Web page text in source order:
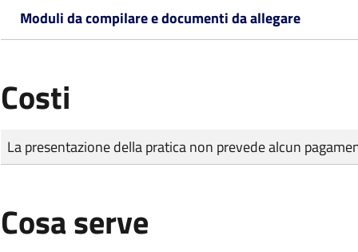
Moduli da compilare e documenti da allegare
Costi
Tipo di pagamento
Importo
La presentazione della pratica non prevede alcun
Cosa serve